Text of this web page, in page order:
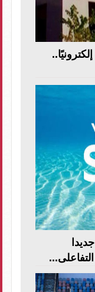
جديدا